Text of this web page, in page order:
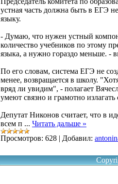
устная часть должна быть в ЕГЭ
языку.
- Думаю, что нужен устный
количество учебников по этому
языка, а нужно гораздо меньше. -
По его словам, система ЕГЭ не
менее, возвращается в школу.
вряд ли увидим", - полагает
умеют связно и грамотно
Депутат Никонов считает, что в
всем п ... Читать дальше »
Просмотров: 628 | Добавил: